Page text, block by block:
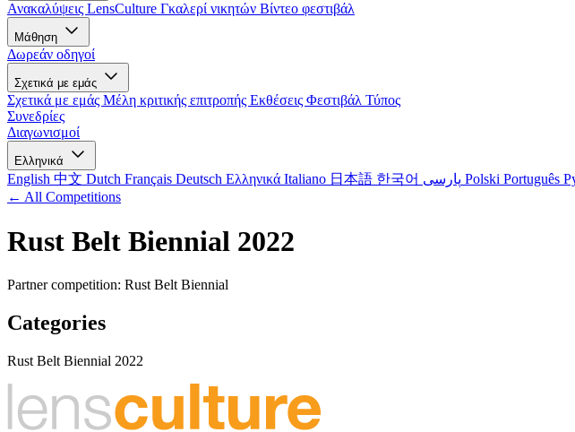
Ανακαλύψεις LensCulture Γκαλερί νικητών Βίντεο φεστιβάλ
Μάθηση
Δωρεάν οδηγοί
Σχετικά με εμάς
Σχετικά με εμάς Μέλη κριτικής επιτροπής Εκθέσεις Φεστιβάλ Τύπος
Συνεδρίες
Διαγωνισμοί
Ελληνικά
English 中文 Dutch Français Deutsch Ελληνικά Italiano 日本語 한국어 Polski Português
← All Competitions
Rust Belt Biennial 2022
Partner competition: Rust Belt Biennial
Categories
Rust Belt Biennial 2022